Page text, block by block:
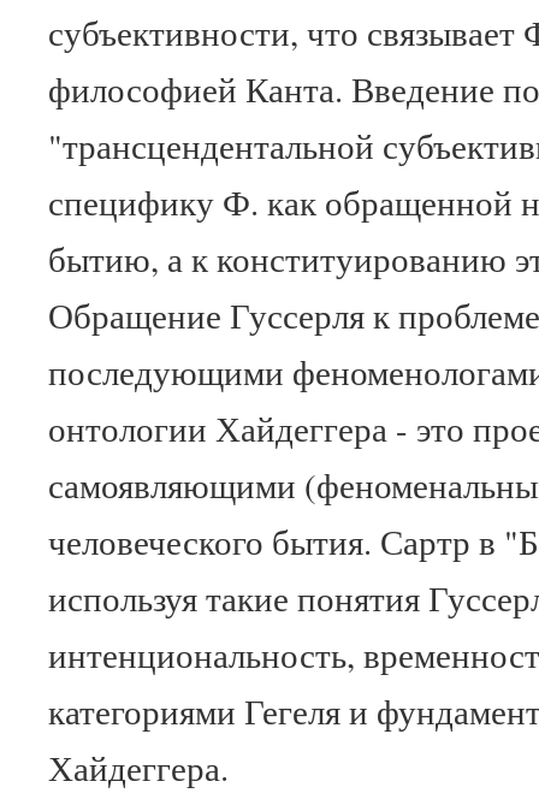
субъективности, что связывает
философией Канта. Введение
"трансцендентальной
специфику Ф. как обращенной
бытию, а к конституированию
Обращение Гуссерля к
последующими
онтологии Хайдеггера - это
самоявляющими
человеческого бытия. Сартр в
используя такие понятия
интенциональность,
категориями Гегеля и
Хайдеггера.